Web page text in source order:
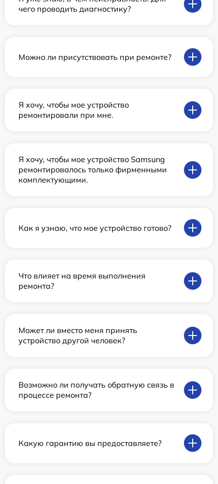
чего проводить диагностику?
Можно ли присутствовать при ремонте?
Я хочу, чтобы мое устройство
ремонтировали при мне.
Я хочу, чтобы мое устройство Samsung
ремонтировалось только фирменными
комплектующими.
Как я узнаю, что мое устройство готово?
Что влияет на время выполнения
ремонта?
Может ли вместо меня принять
устройство другой человек?
Возможно ли получать обратную связь в
процессе ремонта?
Какую гарантию вы предоставляете?